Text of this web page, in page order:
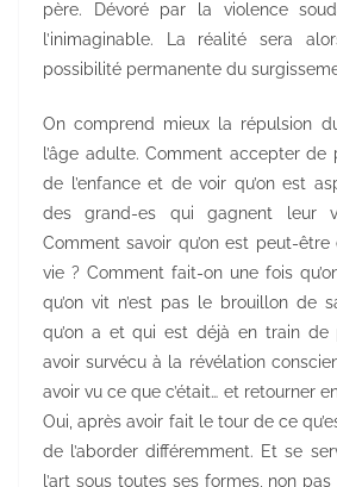
père. Dévoré par la violence
l’inimaginable. La réalité sera
possibilité permanente du
On comprend mieux la répulsion
l’âge adulte. Comment accepter de
de l’enfance et de voir qu’on est
des grand-es qui gagnent leur
Comment savoir qu’on est peut-
vie ? Comment fait-on une fois
qu’on vit n’est pas le brouillon de
qu’on a et qui est déjà en train de
avoir survécu à la révélation
avoir vu ce que c’était… et retourner
Oui, après avoir fait le tour de ce
de l’aborder différemment. Et se
l’art sous toutes ses formes, non